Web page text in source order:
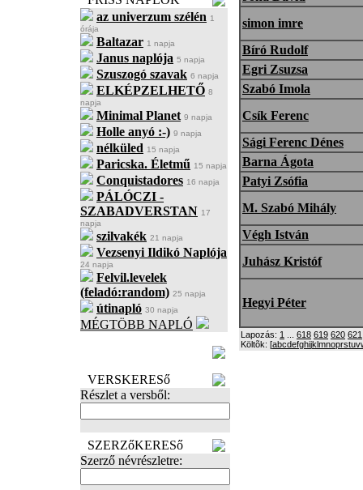
az univerzum szélén 1
órája
Baltazar 1 napja
Janus naplója 5 napja
Szuszogó szavak 6 napja
ELKÉPZELHETŐ 8
napja
Minimal Planet 9 napja
Holle anyó :-) 9 napja
nélküled 15 napja
Paricska. Életmű 15 napja
Conquistadores 16 napja
PÁLÓCZI -
SZABADVERSTAN 17
napja
szilvakék 21 napja
Vezsenyi Ildikó Naplója
24 napja
Felvil.levelek
(feladó:random) 25 napja
útinapló 30 napja
MÉGTÖBB NAPLÓ
VERSKERESő
Részlet a versből:
SZERZőKERESő
Szerző névrészletre:
simon imre
Bíró Rudolf
Egri Zsuzsa
Szabó Imola
Csík Ferenc
Sági Ferenc Dénes
Barna Ágota
Patyi Zsófia
M. Szabó Mihály
Végh István
Juhász Kristóf
Hegyi Péter
Lapozás: 1 618 619 620 621
Költõk: [abcdefghijklmnoprstuv